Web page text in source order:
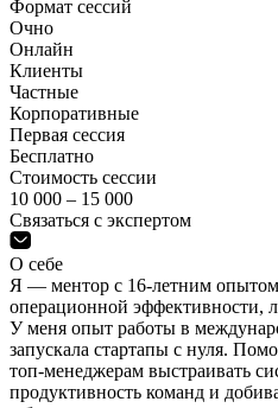
Формат сессий
Очно
Онлайн
Клиенты
Частные
Корпоративные
Первая сессия
Бесплатно
Стоимость сессии
10 000 – 15 000
Связаться с экспертом
О себе
Я — ментор с 16-летним
операционной эффективности,
У меня опыт работы в
запускала стартапы с нуля.
топ-менеджерам выстраивать
продуктивность команд и